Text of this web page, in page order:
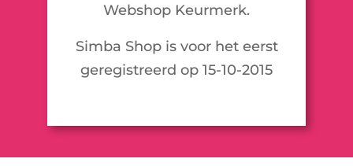
Webshop Keurmerk.
Simba Shop is voor het eerst
geregistreerd op 15-10-2015